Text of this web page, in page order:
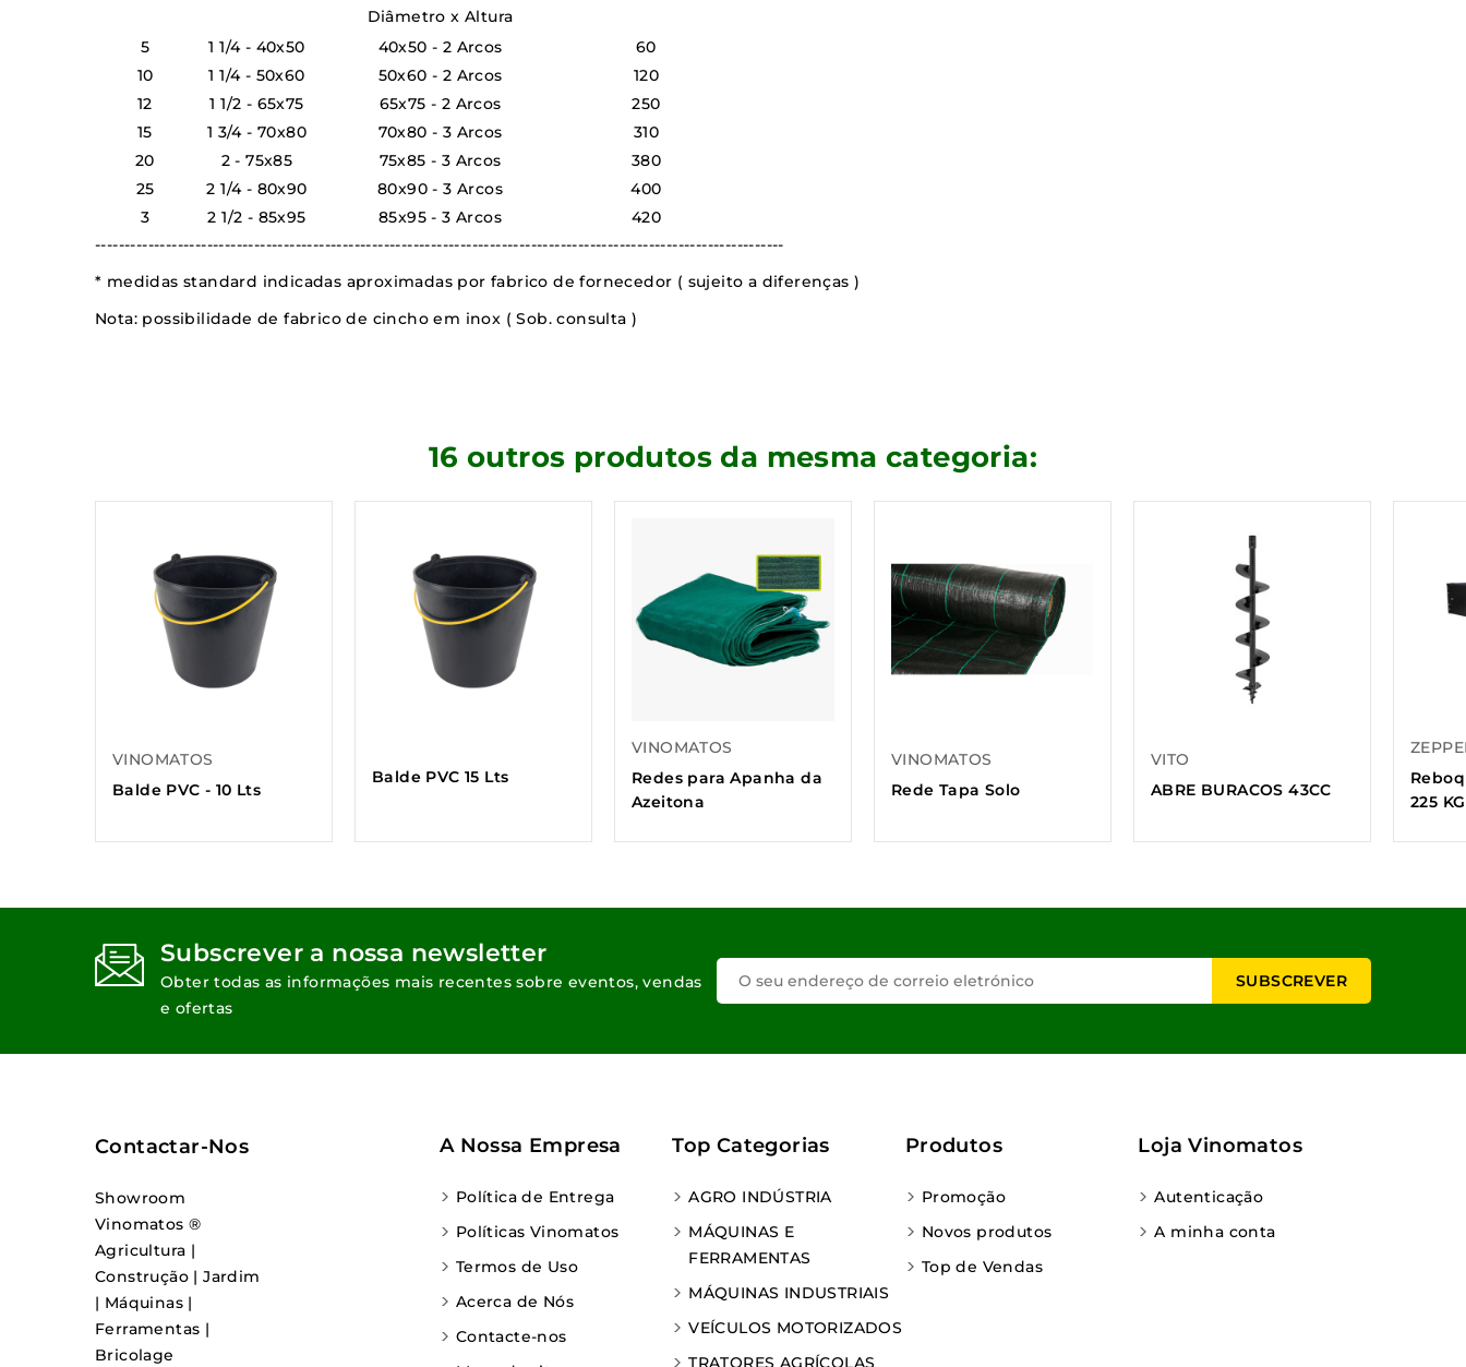
Diâmetro x Altura
5
1 1/4 - 40x50 40x50 - 2 Arcos
60
10
1 1/4 - 50x60 50x60 - 2 Arcos
120
12
1 1/2 - 65x75 65x75 - 2 Arcos
250
15
1 3/4 - 70x80 70x80 - 3 Arcos
310
20
2 - 75x85 75x85 - 3 Arcos
380
25
2 1/4 - 80x90 80x90 - 3 Arcos
400
3
2 1/2 - 85x95 85x95 - 3 Arcos
420
---------------------------------------------------------------------------------------------------------------------
* medidas standard indicadas aproximadas por fabrico de fornecedor ( sujeito a diferenças )
Nota: possibilidade de fabrico de cincho em inox ( Sob. consulta )
16 outros produtos da mesma categoria:
VINOMATOS
Balde PVC - 10 Lts
Balde PVC 15 Lts
VINOMATOS
Redes para Apanha da
Azeitona
VINOMATOS
Rede Tapa Solo
VITO
ABRE BURACOS 43CC
225 KG
Subscrever a nossa newsletter
Obter todas as informações mais recentes sobre eventos, vendas
e ofertas
Contactar-Nos
Showroom
Vinomatos ®
Agricultura |
Construção | Jardim
| Máquinas |
Ferramentas |
Bricolage
A Nossa Empresa
Política de Entrega
Políticas Vinomatos
Termos de Uso
Acerca de Nós
Contacte-nos
Top Categorias
AGRO INDÚSTRIA
MÁQUINAS E
FERRAMENTAS
MÁQUINAS INDUSTRIAIS
VEÍCULOS MOTORIZADOS
TRATORES AGRÍCOLAS
Produtos
Promoção
Novos produtos
Top de Vendas
Loja Vinomatos
Autenticação
A minha conta